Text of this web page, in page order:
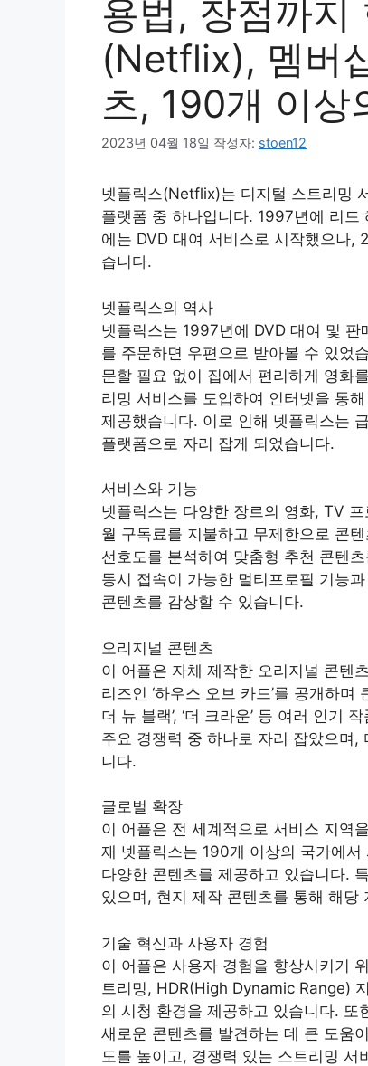
용법, 장점까지
(Netflix), 멤버
츠, 190개 이상
2023년 04월 18일 작성자: stoen12
넷플릭스(Netflix)는 디지털 스트리밍
플랫폼 중 하나입니다. 1997년에 리드
에는 DVD 대여 서비스로 시작했으나,
습니다.
넷플릭스의 역사
넷플릭스는 1997년에 DVD 대여 및
를 주문하면 우편으로 받아볼 수 있었
문할 필요 없이 집에서 편리하게 영화
리밍 서비스를 도입하여 인터넷을 통
제공했습니다. 이로 인해 넷플릭스는
플랫폼으로 자리 잡게 되었습니다.
서비스와 기능
넷플릭스는 다양한 장르의 영화, TV
월 구독료를 지불하고 무제한으로 콘
선호도를 분석하여 맞춤형 추천 콘텐
동시 접속이 가능한 멀티프로필 기능
콘텐츠를 감상할 수 있습니다.
오리지널 콘텐츠
이 어플은 자체 제작한 오리지널 콘텐
리즈인 ‘하우스 오브 카드’를 공개하며
더 뉴 블랙’, ‘더 크라운’ 등 여러 인기
주요 경쟁력 중 하나로 자리 잡았으며
니다.
글로벌 확장
이 어플은 전 세계적으로 서비스 지역
재 넷플릭스는 190개 이상의 국가에
다양한 콘텐츠를 제공하고 있습니다.
있으며, 현지 제작 콘텐츠를 통해 해당
기술 혁신과 사용자 경험
이 어플은 사용자 경험을 향상시키기
트리밍, HDR(High Dynamic Range)
의 시청 환경을 제공하고 있습니다. 또
새로운 콘텐츠를 발견하는 데 큰 도움
도를 높이고, 경쟁력 있는 스트리밍 서